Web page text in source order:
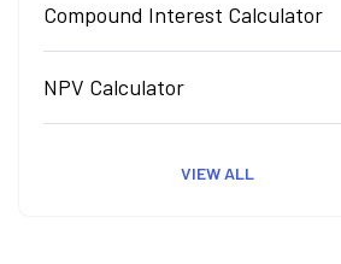
Compound Interest Calculator
NPV Calculator
VIEW ALL